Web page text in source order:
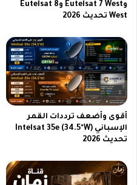
ي
غ
ل
ك
ل
ح
ا
ج
ة
وEutelsat 7 West وEutelsat 8
West تحديث 2026
أقوى وأضعف ترددات القمر
الإسباني Intelsat 35e (34.5°W)
تحديث 2026